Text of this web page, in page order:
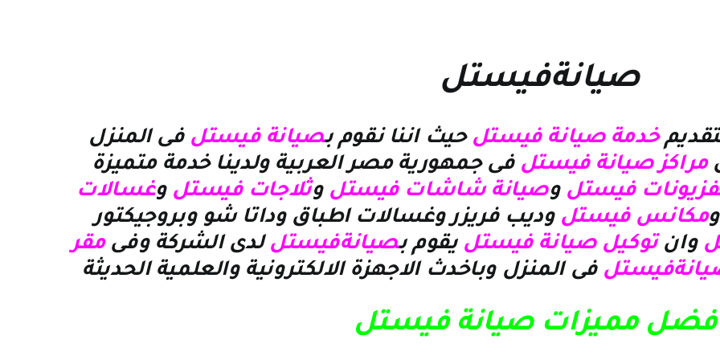
صيانةفيستل
خدمة صيانة فيستلحيث اننا نقوم بصيانة فيستل فى المنزل
مراكز صيانة فيستلفى جمهورية مصر العربية ولدينا خدمة متميزة
فيستلوصيانةشاشات فيستل وثلاجات فيستل وغسالات
مكانس فيستلوديب فريزر وغسالات اطباق وداتا شو وبروجيكتور
وانتوكيل صيانة فيستل يقوم بصيانةفيستل لدى الشركة وفى مقر
فى المنزل وباخدث الاجهزة الالكترونية والعلمية الحديثة
مميزات صيانة فيستل